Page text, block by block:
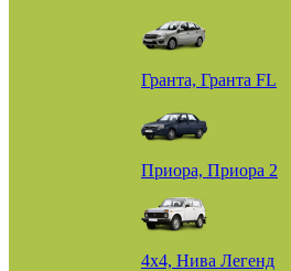
Гранта, Гранта FL
Приора, Приора 2
4х4, Нива Легенд